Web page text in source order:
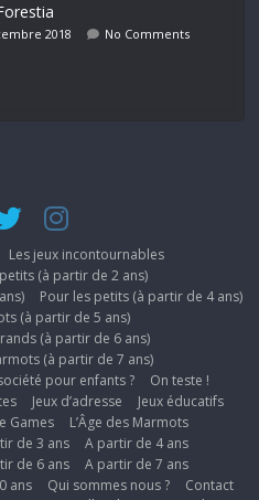
2018 No Comments
Les jeux incontournables
(à partir de 2 ans)
Pour les petits (à partir de 4 ans)
(à partir de 5 ans)
(à partir de 6 ans)
(à partir de 7 ans)
pour enfants ?
On teste !
Jeux d’adresse
Jeux éducatifs
Games
L’Âge des Marmots
de 3 ans
A partir de 4 ans
de 6 ans
A partir de 7 ans
ans Qui sommes nous ? Contact